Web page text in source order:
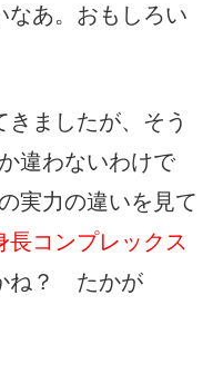
なあ。おもしろい
ましたが、そう
違わないわけで
実力の違いを見て
長コンプレックス
ね？ たかが